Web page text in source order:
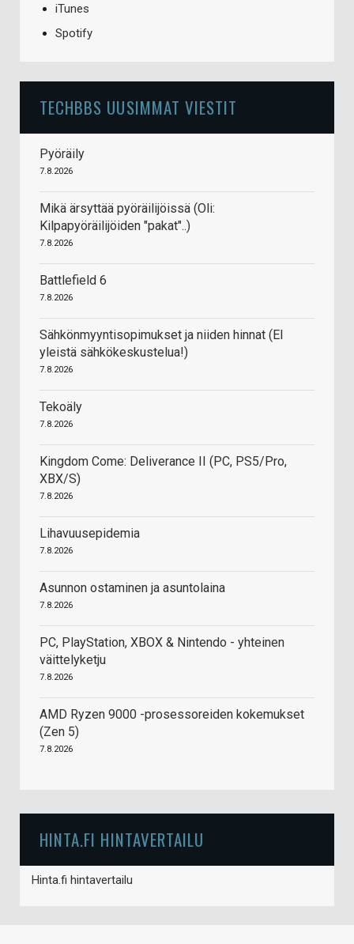
iTunes
Spotify
TECHBBS UUSIMMAT VIESTIT
Pyöräily
7.8.2026
Mikä ärsyttää pyöräilijöissä (Oli:
Kilpapyöräilijöiden "pakat"..)
7.8.2026
Battlefield 6
7.8.2026
Sähkönmyyntisopimukset ja niiden hinnat (EI
yleistä sähkökeskustelua!)
7.8.2026
Tekoäly
7.8.2026
Kingdom Come: Deliverance II (PC, PS5/Pro,
XBX/S)
7.8.2026
Lihavuusepidemia
7.8.2026
Asunnon ostaminen ja asuntolaina
7.8.2026
PC, PlayStation, XBOX & Nintendo - yhteinen
väittelyketju
7.8.2026
AMD Ryzen 9000 -prosessoreiden kokemukset
(Zen 5)
7.8.2026
HINTA.FI HINTAVERTAILU
Hinta.fi hintavertailu